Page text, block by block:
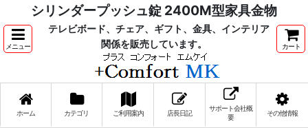
シリンダープッシュ錠 2400M型家具金物
メニュー
テレビボード、チェア、ギフト、金具、インテリア
関係を販売しています。
カート
ホーム カテゴリ ご利用案内 店長日記
サポート会社概
要
その他情報